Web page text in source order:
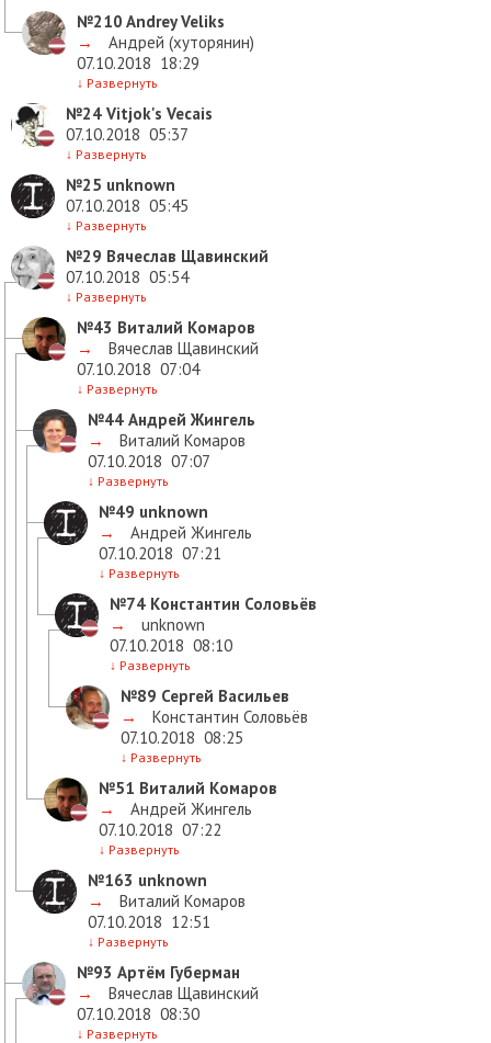
№210 Andrey Veliks
→
Андрей (хуторянин)
07.10.2018 18:29
↓ Развернуть
№24 Vitjok's Vecais
07.10.2018 05:37
↓ Развернуть
№25 unknown
07.10.2018 05:45
↓ Развернуть
№29 Вячеслав Щавинский
07.10.2018 05:54
↓ Развернуть
№43 Виталий Комаров
→
Вячеслав Щавинский
07.10.2018 07:04
↓ Развернуть
№44 Андрей Жингель
→
Виталий Комаров
07.10.2018 07:07
↓ Развернуть
№49 unknown
→
Андрей Жингель
07.10.2018 07:21
↓ Развернуть
№74 Константин Соловьёв
→
unknown
07.10.2018 08:10
↓ Развернуть
№89 Сергей Васильев
→
Константин Соловьёв
07.10.2018 08:25
↓ Развернуть
№51 Виталий Комаров
→
Андрей Жингель
07.10.2018 07:22
↓ Развернуть
№163 unknown
→
Виталий Комаров
07.10.2018 12:51
↓ Развернуть
№93 Артём Губерман
→
Вячеслав Щавинский
07.10.2018 08:30
↓ Развернуть